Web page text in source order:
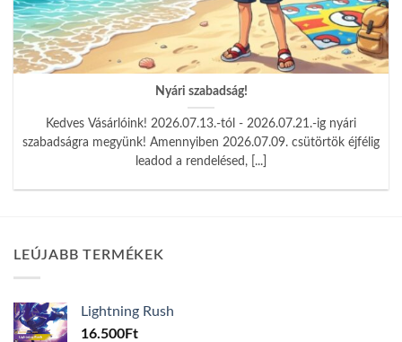
Nyári szabadság!
Kedves Vásárlóink! 2026.07.13.-tól - 2026.07.21.-ig nyári
szabadságra megyünk! Amennyiben 2026.07.09. csütörtök éjfélig
leadod a rendelésed, [...]
LEÚJABB TERMÉKEK
Lightning Rush
16.500Ft